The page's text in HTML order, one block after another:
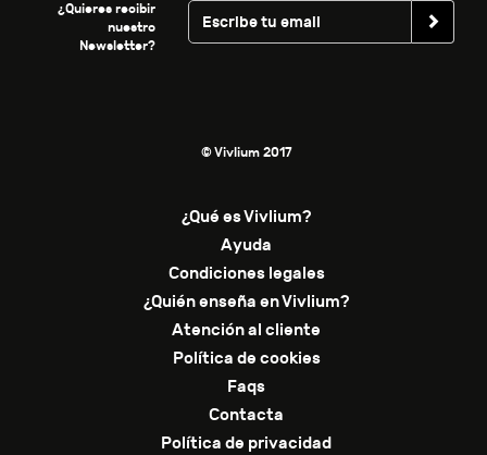
¿Quieres recibir
nuestro
Newsletter?
© Vivlium 2017
¿Qué es Vivlium?
Ayuda
Condiciones legales
¿Quién enseña en Vivlium?
Atención al cliente
Política de cookies
Faqs
Contacta
Política de privacidad